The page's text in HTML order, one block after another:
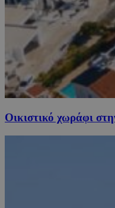
Οικιστικό χωράφι